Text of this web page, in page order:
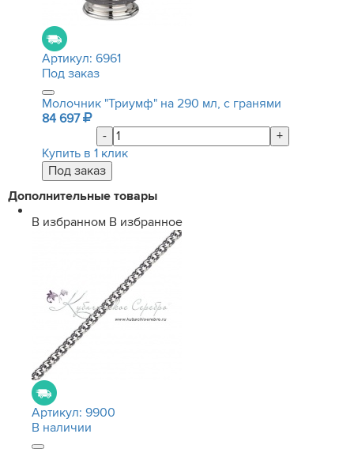
Артикул: 6961
Под заказ
Молочник "Триумф" на 290 мл, с гранями
84 697
-
+
Купить в 1 клик
Дополнительные товары
В избранном В избранное
Артикул: 9900
В наличии